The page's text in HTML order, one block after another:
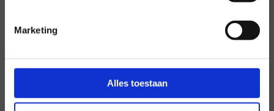
Marketing
Alles toestaan